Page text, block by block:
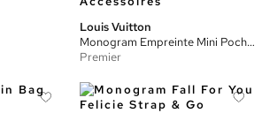
Louis Vuitton
Monogram Empreinte Mini Pochette Accessoires
Premier